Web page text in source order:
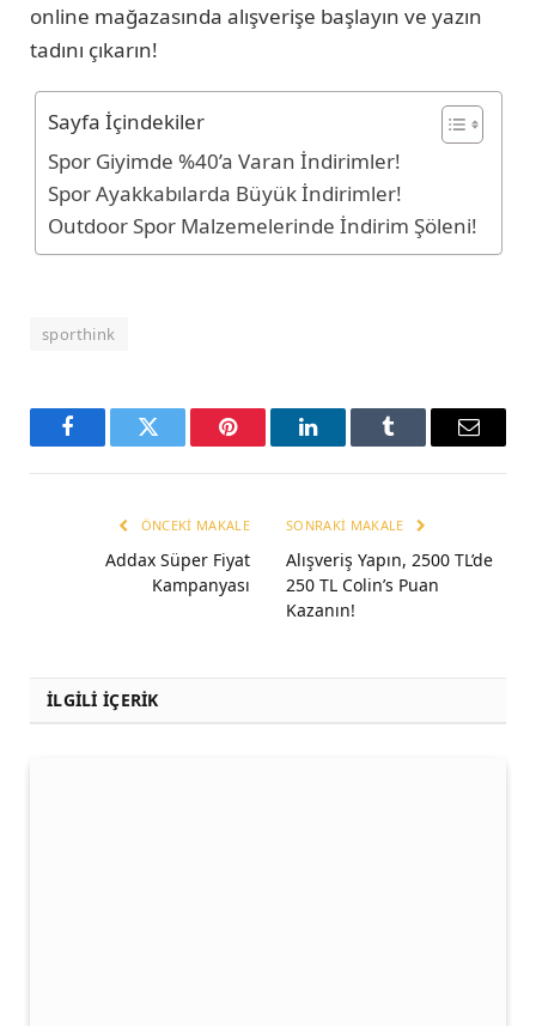
online mağazasında alışverişe başlayın ve yazın
tadını çıkarın!
Sayfa İçindekiler
Spor Giyimde %40’a Varan İndirimler!
Spor Ayakkabılarda Büyük İndirimler!
Outdoor Spor Malzemelerinde İndirim Şöleni!
sporthink
FacebookTwitter Pinterest LinkedInTumblr Email
ÖNCEKI MAKALE
Addax Süper Fiyat
Kampanyası
SONRAKI MAKALE
Alışveriş Yapın, 2500 TL’de
250 TL Colin’s Puan
Kazanın!
İLGİLİ İÇERİK